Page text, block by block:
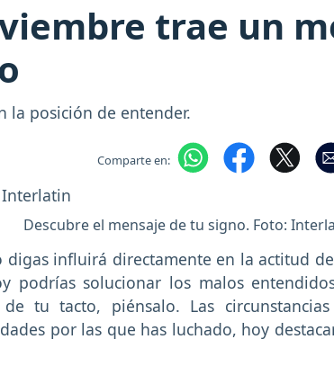
trae un
la posición de entender.
Comparte en:
Descubre el mensaje de tu signo. Foto:
digas influirá directamente en la actitud
podrías solucionar los malos
tu tacto, piénsalo. Las
por las que has luchado, hoy